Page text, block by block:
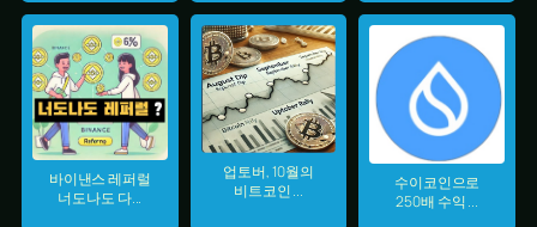
바이낸스 레퍼럴
너도나도 다...
업토버, 10월의
비트코인 ...
수이코인으로
250배 수익 ...